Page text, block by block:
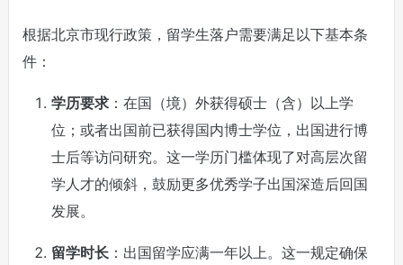
根据北京市现行政策，留学生落户需要满足以下基本条
件：
学历要求：在国（境）外获得硕士（含）以上学
位；或者出国前已获得国内博士学位，出国进行博
士后等访问研究。这一学历门槛体现了对高层次留
学人才的倾斜，鼓励更多优秀学子出国深造后回国
发展。
留学时长：出国留学应满一年以上。这一规定确保